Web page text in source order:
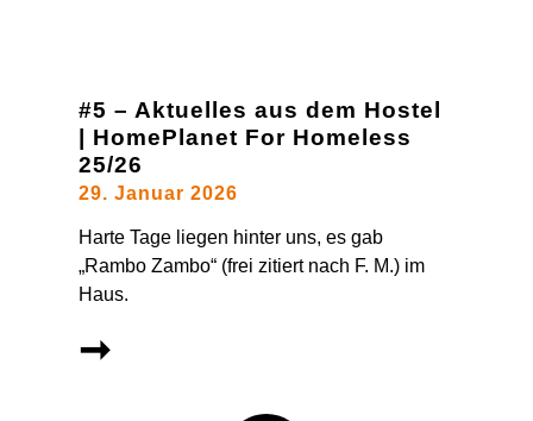
#5 – Aktuelles aus dem Hostel
| HomePlanet For Homeless
25/26
29. Januar 2026
Harte Tage liegen hinter uns, es gab
„Rambo Zambo“ (frei zitiert nach F. M.) im
Haus.
➞